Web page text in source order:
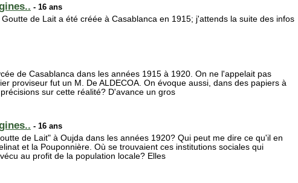
- 16 ans
de Lait a été créée à Casablanca en 1915; j'attends la suite des infos
de Casablanca dans les années 1915 à 1920. On ne l'appelait pas
proviseur fut un M. De ALDECOA. On évoque aussi, dans des papiers à
sur cette réalité? D'avance un gros
- 16 ans
de Lait" à Oujda dans les années 1920? Qui peut me dire ce qu'il en
et la Pouponnière. Où se trouvaient ces institutions sociales qui
au profit de la population locale? Elles